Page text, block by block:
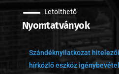
Letölthető
Nyomtatványok
Szándéknyilatkozat
hírközlő eszköz